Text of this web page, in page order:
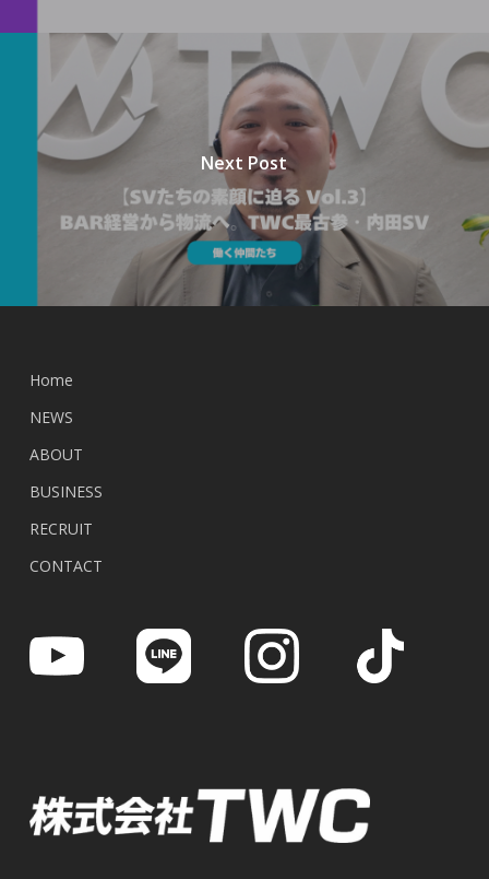
Next Post
Home
NEWS
ABOUT
BUSINESS
RECRUIT
CONTACT